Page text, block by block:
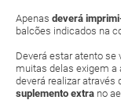
Apenas deverá
balcões indicados na
Deverá estar atento
muitas delas exigem a
deverá realizar através
suplemento extra no